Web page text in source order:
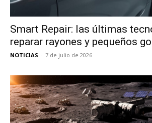
Smart Repair: las últimas
reparar rayones y pequeños
NOTICIAS - 7 de julio de 2026